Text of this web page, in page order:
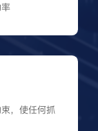
，使任何抓